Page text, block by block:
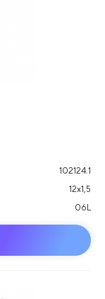
102124.1
12х1,5
06L